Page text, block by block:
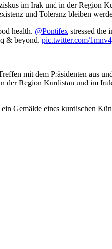
im Irak und in der Region
und Toleranz bleiben
health. @Pontifex stressed the
& beyond. pic.twitter.com/
mit dem Präsidenten aus
der Region Kurdistan und im
Gemälde eines kurdischen